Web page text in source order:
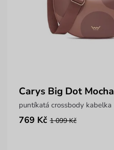
Carys Big Dot Mocha
puntíkatá crossbody kabelka
769 Kč 1 099 Kč